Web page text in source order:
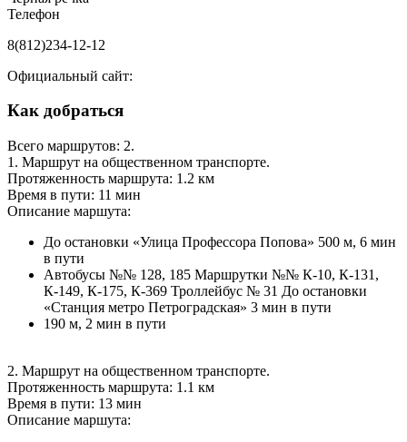
Телефон
8(812)234-12-12
Официальный сайт:
Как добраться
Всего маршрутов: 2.
1. Маршрут на общественном транспорте.
Протяженность маршрута: 1.2 км
Время в пути: 11 мин
Описание маршута:
До остановки «Улица Профессора Попова» 500 м, 6 мин
в пути
Автобусы №№ 128, 185 Маршрутки №№ К-10, К-131,
К-149, К-175, К-369 Троллейбус № 31 До остановки
«Станция метро Петроградская» 3 мин в пути
190 м, 2 мин в пути
2. Маршрут на общественном транспорте.
Протяженность маршрута: 1.1 км
Время в пути: 13 мин
Описание маршута: